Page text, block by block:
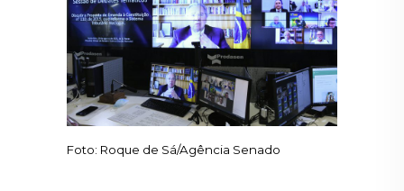
Foto: Roque de Sá/Agência Senado